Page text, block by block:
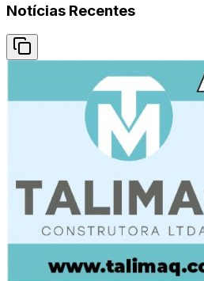
Notícias Recentes